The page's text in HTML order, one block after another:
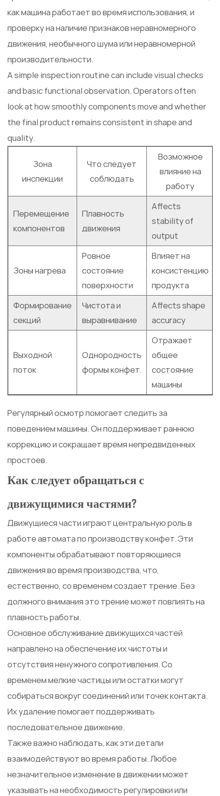
как машина работает во время использования, и
проверку на наличие признаков неравномерного
движения, необычного шума или неравномерной
производительности.
А simple inspection routine can include visual checks
and basic functional observation. Operators often
look at how smoothly components move and whether
the final product remains consistent in shape and
quality.
Зона
инспекции
Что следует
соблюдать
Возможное
влияние на
работу
Перемещение
компонентов
Плавность
движения
Аffects
stability of
output
Зоны нагрева
Ровное
состояние
поверхности
Влияет на
консистенцию
продукта
Формирование
секций
Чистота и
выравнивание
Аffects shape
accuracy
Выходной
поток
Однородность
формы конфет.
Отражает
общее
состояние
машины
Регулярный осмотр помогает следить за
поведением машины. Он поддерживает раннюю
коррекцию и сокращает время непредвиденных
простоев.
Как следует обращаться с
движущимися частями?
Движущиеся части играют центральную роль в
работе автомата по производству конфет. Эти
компоненты обрабатывают повторяющиеся
движения во время производства, что,
естественно, со временем создает трение. Без
должного внимания это трение может повлиять на
плавность работы.
Основное обслуживание движущихся частей
направлено на обеспечение их чистоты и
отсутствия ненужного сопротивления. Со
временем мелкие частицы или остатки могут
собираться вокруг соединений или точек контакта.
Их удаление помогает поддерживать
последовательное движение.
Также важно наблюдать, как эти детали
взаимодействуют во время работы. Любое
незначительное изменение в движении может
указывать на необходимость регулировки или